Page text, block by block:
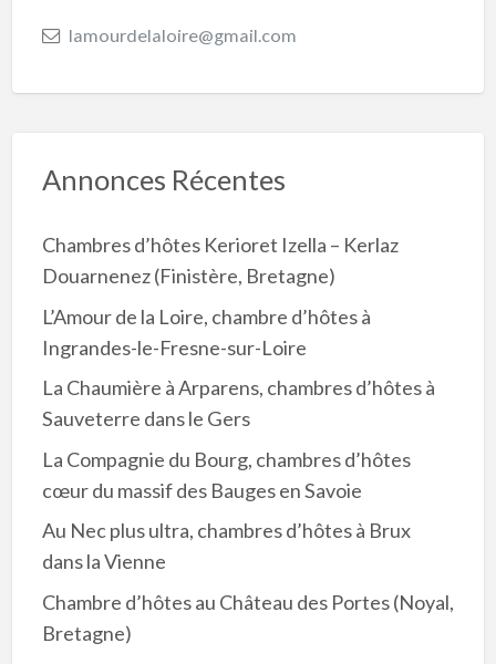
lamourdelaloire@gmail.com
Annonces Récentes
Chambres d’hôtes Kerioret Izella – Kerlaz
Douarnenez (Finistère, Bretagne)
L’Amour de la Loire, chambre d’hôtes à
Ingrandes-le-Fresne-sur-Loire
La Chaumière à Arparens, chambres d’hôtes à
Sauveterre dans le Gers
La Compagnie du Bourg, chambres d’hôtes
cœur du massif des Bauges en Savoie
Au Nec plus ultra, chambres d’hôtes à Brux
dans la Vienne
Chambre d’hôtes au Château des Portes (Noyal,
Bretagne)